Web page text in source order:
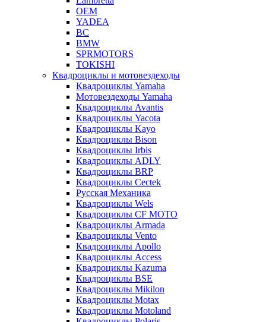
OEM
YADEA
BC
BMW
SPRMOTORS
TOKISHI
Квадроциклы и мотовездеходы
Квадроциклы Yamaha
Мотовездеходы Yamaha
Квадроциклы Avantis
Квадроциклы Yacota
Квадроциклы Kayo
Квадроциклы Bison
Квадроциклы Irbis
Квадроциклы ADLY
Квадроциклы BRP
Квадроциклы Cectek
Русская Механика
Квадроциклы Wels
Квадроциклы CF MOTO
Квадроциклы Armada
Квадроциклы Vento
Квадроциклы Apollo
Квадроциклы Access
Квадроциклы Kazuma
Квадроциклы BSE
Квадроциклы Mikilon
Квадроциклы Motax
Квадроциклы Motoland